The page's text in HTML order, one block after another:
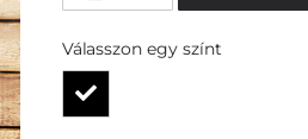
Válasszon egy színt